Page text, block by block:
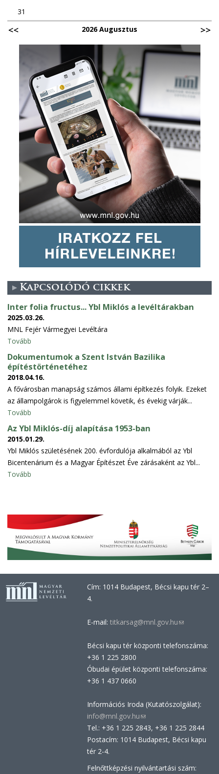
31
2026 Augusztus
Kapcsolódó cikkek
Inter folia fructus... Ybl Miklós a levéltárakban
2025.03.26.
MNL Fejér Vármegyei Levéltára
Tovább
Dokumentumok a Szent István Bazilika
építéstörténetéhez
2018.04.16.
A fővárosban manapság számos állami építkezés folyik. Ezeket
az állampolgárok is figyelemmel követik, és évekig várják...
Tovább
Az Ybl Miklós-díj alapítása 1953-ban
2015.01.29.
Ybl Miklós születésének 200. évfordulója alkalmából az Ybl
Bicentenárium és a Magyar Építészet Éve zárásaként az Ybl...
Tovább
Cím: 1014 Budapest, Bécsi kapu tér 2–
4.
E-mail: titkarsag@mnl.gov.hu(link
e-
Bécsi kapu tér központi telefonszáma:
+36 1 225 2800
Óbudai épület központi telefonszáma:
+36 1 437 0660
Információs Iroda (Kutatószolgálat):
info@mnl.gov.hu(link
sends
e-
Tel.: +36 1 225 2843, +36 1 225 2844
Postacím: 1014 Budapest, Bécsi kapu
tér 2-4.
Felnőttképzési nyilvántartási szám: